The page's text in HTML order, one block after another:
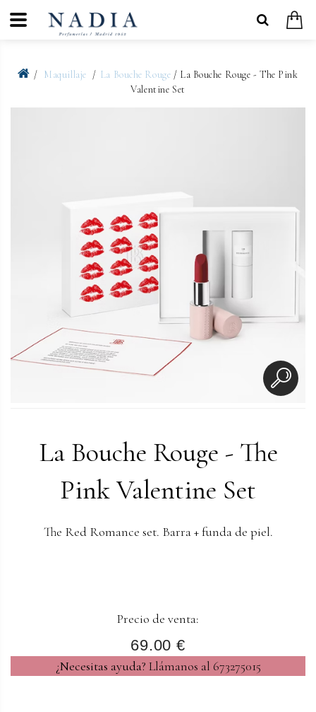
Maquillaje La Bouche Rouge / La Bouche Rouge - The Pink
Valentine Set
La Bouche Rouge - The
Pink Valentine Set
The Red Romance set. Barra + funda de piel.
Precio de venta:
69.00 €
¿Necesitas ayuda? Llámanos al 673275015